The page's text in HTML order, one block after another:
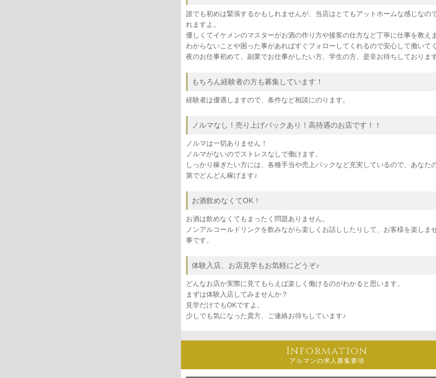
誰でも初めは緊張するかもしれませんが、当店はとてもアットホームな感じなの
れますよ。
優しくてイケメンのマスターがお酒の作り方や接客の仕方など丁寧に仕事を教えま
わからないことや困った事があればすぐフォローしてくれるので安心して働いて
夜のお仕事初めて、副業でお仕事がしたい方、学生の方、是非お待ちしております
もちろん経験者の方も募集しています！
経験者は優遇しますので、条件など相談にのります。
ノルマなし！売り上げバックあり！高待遇のお店です！！
ノルマは一切ありません！
ノルマがないのでストレスなしで働けます。
しっかり稼ぎたい方には、各種手当や売上バックなど充実しているので、あなた
第でどんどん稼げます♪
お酒飲めなくてOK！
お酒は飲めなくてもまったく問題ありません。
ノンアルコールドリンクを飲みながら楽しくお話ししたりして、お客様を楽しま
事です。
体験入店、お店見学もお気軽にどうぞ♪
どんなお店か実際に見てもらえば楽しく働けるのがわかると思います。
まずは体験入店してみませんか？
見学だけでもOKですよ。
少しでも気になった貴方、ご連絡お待ちしています♪
Information
アルマンの求人募集要項